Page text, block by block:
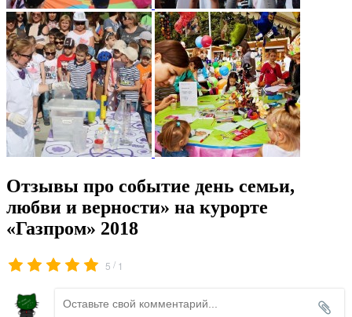
Отзывы про событие день семьи,
любви и верности» на курорте
«Газпром» 2018
5 / 1